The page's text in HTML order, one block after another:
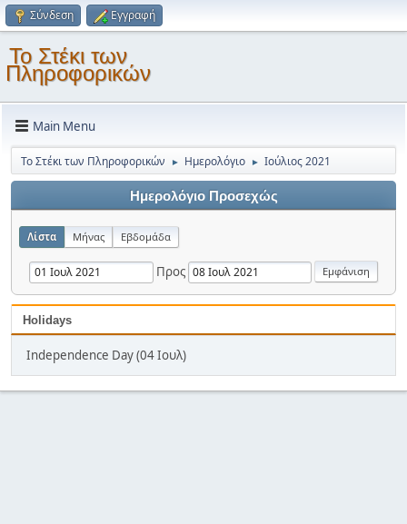
Σύνδεση Εγγραφή
Το Στέκι των
Πληροφορικών
Main Menu
Το Στέκι των Πληροφορικών ► Ημερολόγιο ► Ιούλιος 2021
Ημερολόγιο Προσεχώς
Λίστα Μήνας Εβδομάδα
Προς
Holidays
Independence Day (04 Ιουλ)